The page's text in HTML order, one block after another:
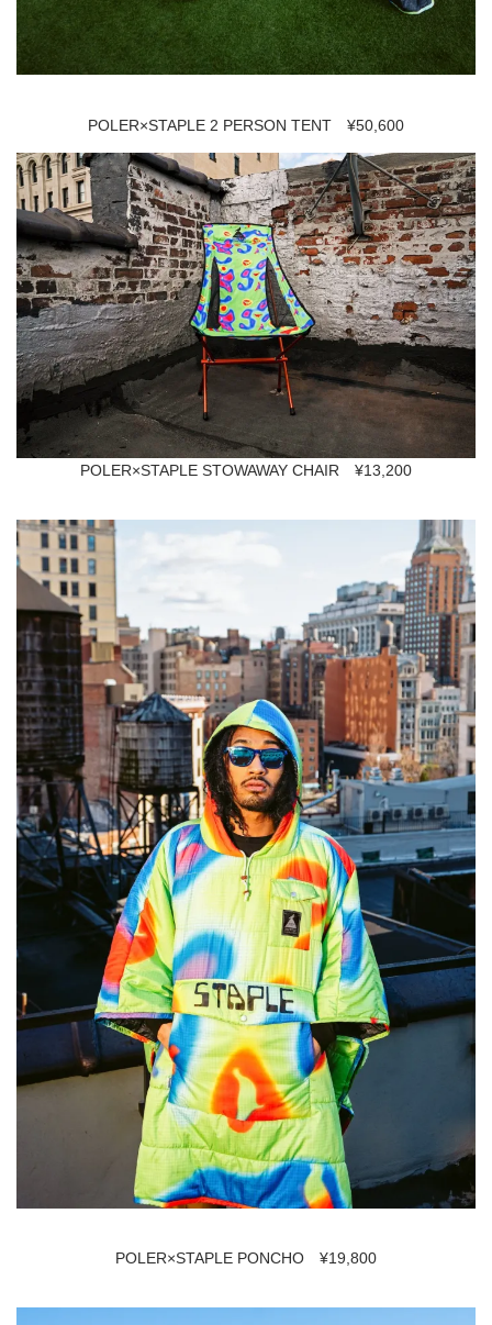
POLER×STAPLE 2 PERSON TENT ¥50,600
POLER×STAPLE STOWAWAY CHAIR ¥13,200
POLER×STAPLE PONCHO ¥19,800